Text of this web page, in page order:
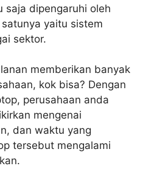
saja dipengaruhi oleh
yaitu sistem
sektor.
memberikan banyak
kok bisa? Dengan
perusahaan anda
mengenai
dan waktu yang
tersebut mengalami